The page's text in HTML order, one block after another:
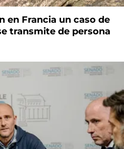
en Francia un caso de
transmite de persona